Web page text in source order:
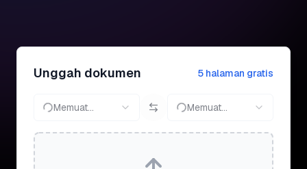
Unggah dokumen 5 halaman gratis
Memuat... Memuat...